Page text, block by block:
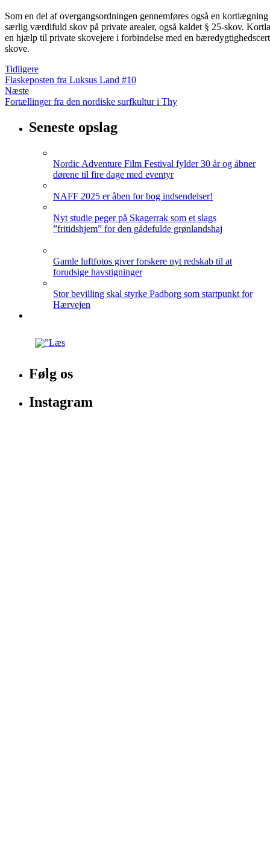
Som en del af overgangsordningen gennemføres også en
særlig værdifuld skov på private arealer, også kaldet § 25-skov.
en hjælp til private skovejere i forbindelse med en
skove.
Tidligere
Flaskeposten fra Luksus Land #10
Næste
Fortællinger fra den nordiske surfkultur i Thy
Seneste opslag
Nordic Adventure Film Festival fylder 30 år og åbner
dørene til fire dage med eventyr
NAFF 2025 er åben for bog indsendelser!
Nyt studie peger på Skagerrak som et slags
”fritidshjem” for den gådefulde grønlandshaj
Gamle luftfotos giver forskere nyt redskab til at
forudsige havstigninger
Stor bevilling skal styrke Padborg som startpunkt for
Hærvejen
Følg os
Instagram